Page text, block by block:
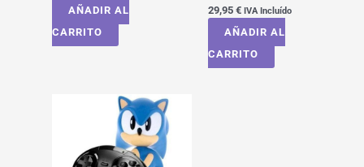
AÑADIR AL
CARRITO
29,95 € IVA Incluído
AÑADIR AL
CARRITO